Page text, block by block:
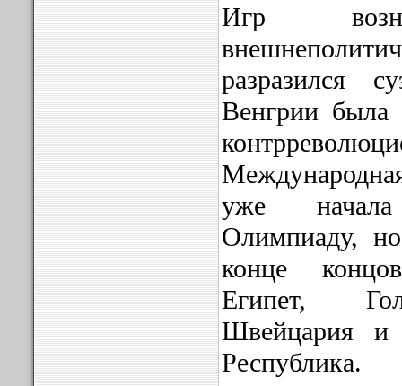
Игр
разразился
Венгрии была
уже
Олимпиаду,
конце
Египет,
Швейцария и
Республика.